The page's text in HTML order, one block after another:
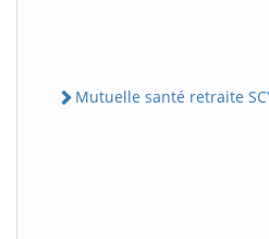
Mutuelle santé retraite